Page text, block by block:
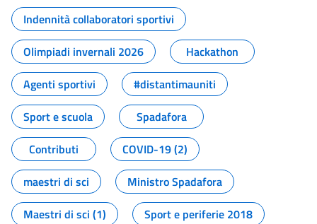
Indennità collaboratori sportivi
Olimpiadi invernali 2026
Hackathon
Agenti sportivi
#distantimauniti
Sport e scuola
Spadafora
Contributi
COVID-19 (2)
maestri di sci
Ministro Spadafora
Maestri di sci (1)
Sport e periferie 2018